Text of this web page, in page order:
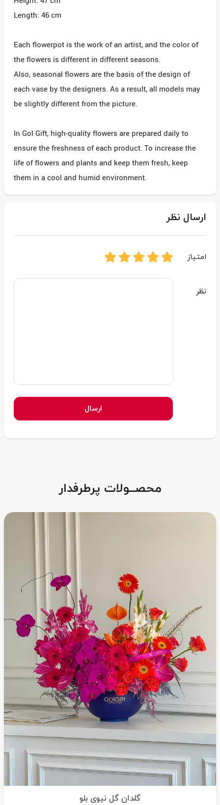
Length: 46 cm
Each flowerpot is the work of an artist, and the color of
the flowers is different in different seasons.
Also, seasonal flowers are the basis of the design of
each vase by the designers. As a result, all models may
be slightly different from the picture.
In Gol Gift, high-quality flowers are prepared daily to
ensure the freshness of each product. To increase the
life of flowers and plants and keep them fresh, keep
them in a cool and humid environment.
ارسال نظر
امتیاز
نظر
ارسال
محصــولات پرطرفدار
گلدان گل نیوی بلو